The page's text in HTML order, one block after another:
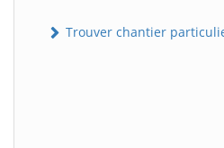
Trouver chantier